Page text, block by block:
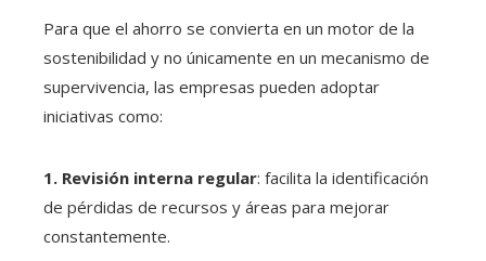
Para que el ahorro se convierta en un motor de la
sostenibilidad y no únicamente en un mecanismo de
supervivencia, las empresas pueden adoptar
iniciativas como:
1. Revisión interna regular: facilita la identificación
de pérdidas de recursos y áreas para mejorar
constantemente.